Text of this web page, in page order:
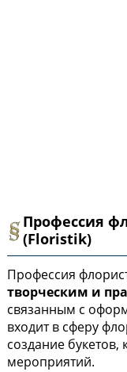
Профессия
(Floristik)
Профессия
творческим и
связанным с
входит в сферу
создание
мероприятий.